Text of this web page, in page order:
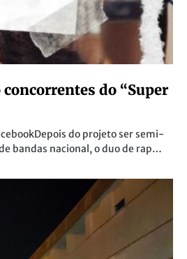
do “Super
do projeto ser semi-
bandas nacional, o duo de rap…